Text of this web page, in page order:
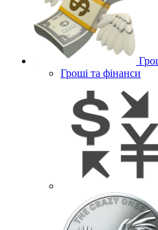
Гроші та фінанси